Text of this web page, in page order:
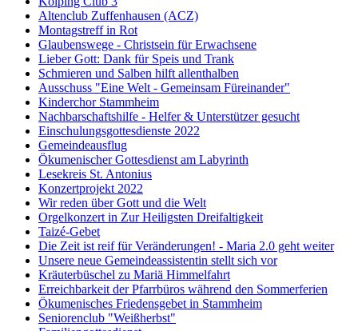
Altenclub Zuffenhausen (ACZ)
Montagstreff in Rot
Glaubenswege - Christsein für Erwachsene
Lieber Gott: Dank für Speis und Trank
Schmieren und Salben hilft allenthalben
Ausschuss "Eine Welt - Gemeinsam Füreinander"
Kinderchor Stammheim
Nachbarschaftshilfe - Helfer & Unterstützer gesucht
Einschulungsgottesdienste 2022
Gemeindeausflug
Ökumenischer Gottesdienst am Labyrinth
Lesekreis St. Antonius
Konzertprojekt 2022
Wir reden über Gott und die Welt
Orgelkonzert in Zur Heiligsten Dreifaltigkeit
Taizé-Gebet
Die Zeit ist reif für Veränderungen! - Maria 2.0 geht weiter
Unsere neue Gemeindeassistentin stellt sich vor
Kräuterbüschel zu Mariä Himmelfahrt
Erreichbarkeit der Pfarrbüros während den Sommerferien
Ökumenisches Friedensgebet in Stammheim
Seniorenclub "Weißherbst"